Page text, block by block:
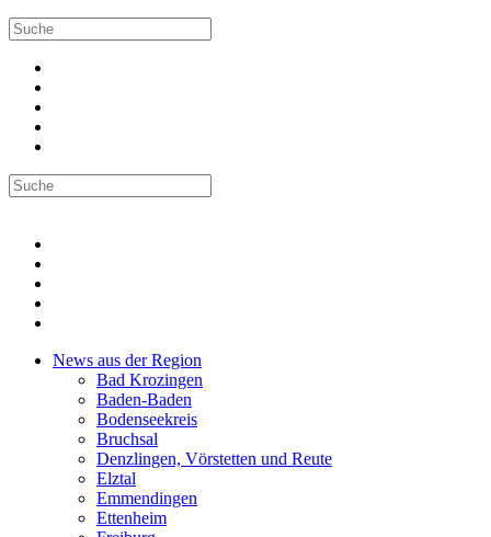
News aus der Region
Bad Krozingen
Baden-Baden
Bodenseekreis
Bruchsal
Denzlingen, Vörstetten und Reute
Elztal
Emmendingen
Ettenheim